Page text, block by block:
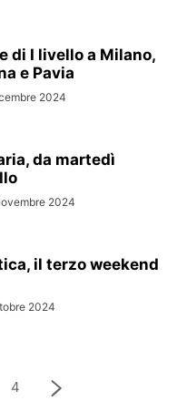
di I livello a Milano,
e Pavia
2024
da martedì
2024
il terzo weekend
2024
4